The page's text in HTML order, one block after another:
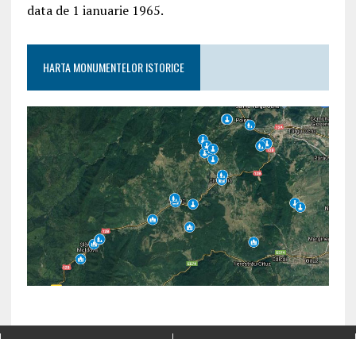
data de 1 ianuarie 1965.
HARTA MONUMENTELOR ISTORICE